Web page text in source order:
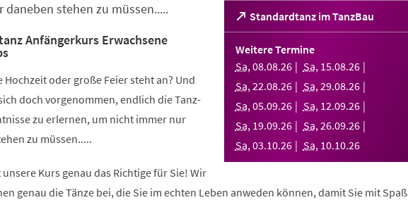
Standardtanz im TanzBau
(Öffnet
in
einem
Tab)
Weitere Termine
Sa,08.08.26 Sa, 15.08.26
Sa,22.08.26 Sa,29.08.26
Sa,05.09.26 Sa, 12.09.26
Sa, 19.09.26 Sa,26.09.26
Sa,03.10.26 Sa, 10.10.26
daneben stehen zu müssen.....
Anfängerkurs Erwachsene
Hochzeit oder große Feier steht an? Und
doch vorgenommen, endlich die Tanz-
zu erlernen, um nicht immer nur
zu müssen.....
unsere Kurs genau das Richtige für Sie! Wir
genau die Tänze bei, die Sie im echten Leben anweden können, damit Sie mit Spaß